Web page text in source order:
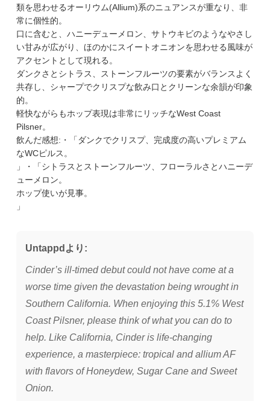
類を思わせるオーリウム(Allium)系のニュアンスが重なり、非
常に個性的。
口に含むと、ハニーデューメロン、サトウキビのようなやさし
い甘みが広がり、ほのかにスイートオニオンを思わせる風味が
アクセントとして現れる。
ダンクさとシトラス、ストーンフルーツの要素がバランスよく
共存し、シャープでクリスプな飲み口とクリーンな余韻が印象
的。
軽快ながらもホップ表現は非常にリッチなWest Coast
Pilsner。
飲んだ感想:・「ダンクでクリスプ、完成度の高いプレミアム
なWCピルス。
」・「シトラスとストーンフルーツ、フローラルさとハニーデ
ューメロン。
ホップ使いが見事。
」
Untappdより:
Cinder’s ill-timed debut could not have come at a
worse time given the devastation being wrought in
Southern California. When enjoying this 5.1% West
Coast Pilsner, please think of what you can do to
help. Like California, Cinder is life-changing
experience, a masterpiece: tropical and allium AF
with flavors of Honeydew, Sugar Cane and Sweet
Onion.